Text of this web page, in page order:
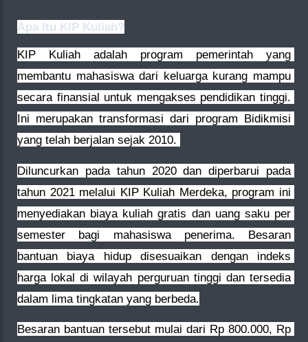
Apa Itu KIP Kuliah?
KIP Kuliah adalah program pemerintah yang
membantu mahasiswa dari keluarga kurang mampu
secara finansial untuk mengakses pendidikan tinggi.
Ini merupakan transformasi dari program Bidikmisi
yang telah berjalan sejak 2010.
Diluncurkan pada tahun 2020 dan diperbarui pada
tahun 2021 melalui KIP Kuliah Merdeka, program ini
menyediakan biaya kuliah gratis dan uang saku per
semester bagi mahasiswa penerima. Besaran
bantuan biaya hidup disesuaikan dengan indeks
harga lokal di wilayah perguruan tinggi dan tersedia
dalam lima tingkatan yang berbeda.
Besaran bantuan tersebut mulai dari Rp 800.000, Rp